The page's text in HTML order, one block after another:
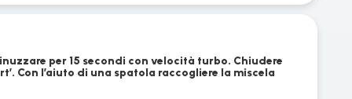
per 15 secondi con velocità turbo. Chiudere
Con l’aiuto di una spatola raccogliere la miscela